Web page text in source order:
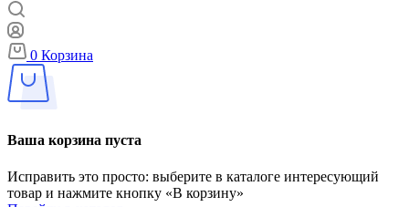
0 Корзина
Ваша корзина пуста
Исправить это просто: выберите в каталоге интересующий
товар и нажмите кнопку «В корзину»